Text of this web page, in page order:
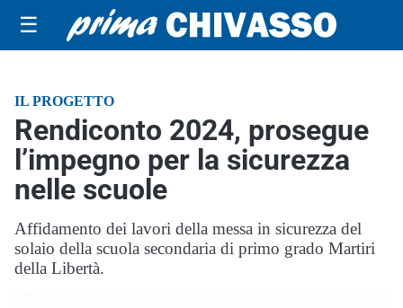
☰
IL PROGETTO
Rendiconto 2024, prosegue
l’impegno per la sicurezza
nelle scuole
Affidamento dei lavori della messa in sicurezza del
solaio della scuola secondaria di primo grado Martiri
della Libertà.